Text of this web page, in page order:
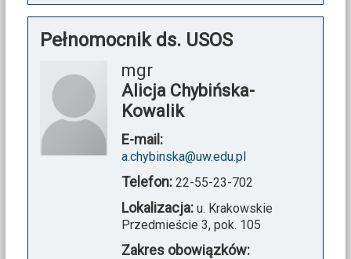
Pełnomocnik ds. USOS
mgr
Alicja Chybińska-
Kowalik
E-mail:
a.chybinska@uw.edu.pl
Telefon: 22-55-23-702
Lokalizacja: u. Krakowskie
Przedmieście 3, pok. 105
Zakres obowiązków: